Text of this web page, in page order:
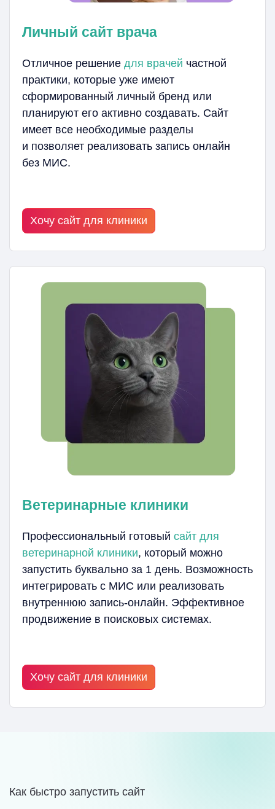
Личный сайт врача
Отличное решение для врачей частной
практики, которые уже имеют
сформированный личный бренд или
планируют его активно создавать. Сайт
имеет все необходимые разделы
и позволяет реализовать запись онлайн
без МИС.
Хочу сайт для клиники
Ветеринарные клиники
Профессиональный готовый сайт для
ветеринарной клиники, который можно
запустить буквально за 1 день. Возможность
интегрировать с МИС или реализовать
внутреннюю запись-онлайн. Эффективное
продвижение в поисковых системах.
Хочу сайт для клиники
Как быстро запустить сайт